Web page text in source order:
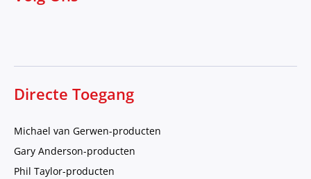
Directe Toegang
Michael van Gerwen-producten
Gary Anderson-producten
Phil Taylor-producten